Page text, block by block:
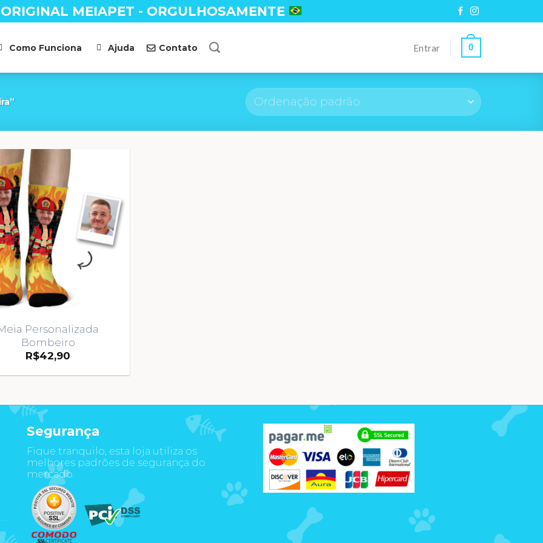
MEIAPET - ORGULHOSAMENTE
Como Funciona Ajuda Contato Entrar 0
Personalizada
Bombeiro
R$42,90
Segurança
Fique tranquilo, esta loja utiliza os
melhores padrões de segurança do
mercado.